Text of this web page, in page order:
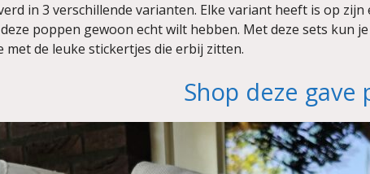
in 3 verschillende varianten. Elke variant heeft is op
poppen gewoon echt wilt hebben. Met deze sets
met de leuke stickertjes die erbij zitten.
Shop deze